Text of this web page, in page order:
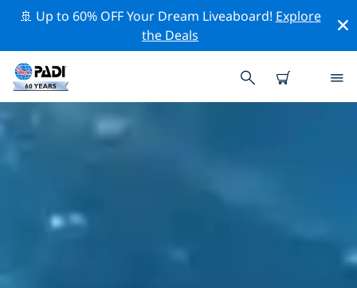
🚢 Up to 60% OFF Your Dream Liveaboard! Explore
the Deals